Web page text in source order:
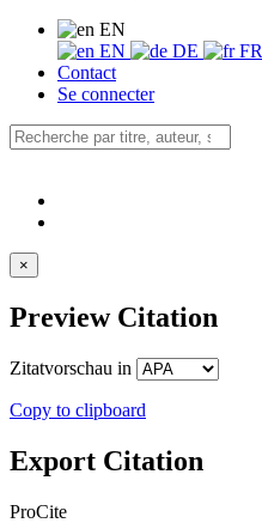
EN
EN
DE
FR
Contact
Se connecter
×
Preview Citation
Zitatvorschau in
Copy to clipboard
Export Citation
ProCite